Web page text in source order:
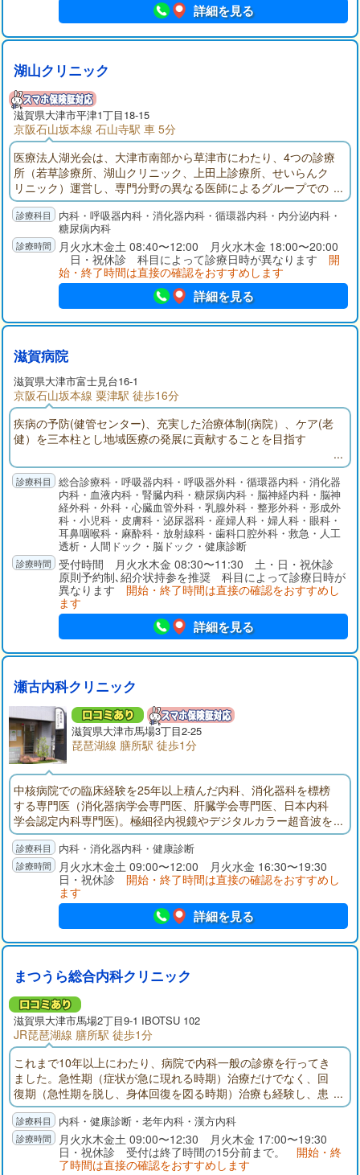
詳細を見る
湖山クリニック
滋賀県大津市平津1丁目18-15
京阪石山坂本線 石山寺駅 車 5分
医療法人湖光会は、大津市南部から草津市にわたり、4つの診療
所（若草診療所、湖山クリニック、上田上診療所、せいらんク
リニック）運営し、専門分野の異なる医師によるグループでの
診療を行っております。当院では、消化器内科、呼吸器内科、
循環器内科、糖尿病、代謝・内分泌内科それぞれの専門医によ
る診療体制を整え、質の高い医療の提供を目指しています。
内科・呼吸器内科・消化器内科・循環器内科・内分泌内科・
糖尿病内科
月火水木金土 08:40〜12:00 月火水木金 18:00〜20:00
日・祝休診 科目によって診療日時が異なります 開
始・終了時間は直接の確認をおすすめします
詳細を見る
滋賀病院
滋賀県大津市富士見台16-1
京阪石山坂本線 粟津駅 徒歩16分
疾病の予防(健管センター)、充実した治療体制(病院）、ケア(老
健）を三本柱とし地域医療の発展に貢献することを目指す
総合診療科・呼吸器内科・呼吸器外科・循環器内科・消化器
内科・血液内科・腎臓内科・糖尿病内科・脳神経内科・脳神
経外科・外科・心臓血管外科・乳腺外科・整形外科・形成外
科・小児科・皮膚科・泌尿器科・産婦人科・婦人科・眼科・
耳鼻咽喉科・麻酔科・放射線科・歯科口腔外科・救急・人工
透析・人間ドック・脳ドック・健康診断
受付時間 月火水木金 08:30〜11:30 土・日・祝休診
原則予約制､紹介状持参を推奨 科目によって診療日時が
異なります 開始・終了時間は直接の確認をおすすめし
ます
詳細を見る
瀬古内科クリニック
滋賀県大津市馬場3丁目2-25
琵琶湖線 膳所駅 徒歩1分
中核病院での臨床経験を25年以上積んだ内科、消化器科を標榜
する専門医（消化器病学会専門医、肝臓学会専門医、日本内科
学会認定内科専門医)。極細径内視鏡やデジタルカラー超音波を
使用しての胃、腸、肝臓など腹部疾患の専門的な診断治療を得
意とする。一方、高血圧、糖尿病、喘息、アレルギー疾患など
多彩な病気に対応できる診断治療技能を保証する内科学会認定
内科専門医も併せ持ち地域のホームドクターとしても貢献して
内科・消化器内科・健康診断
月火水木金土 09:00〜12:00 月火水金 16:30〜19:30
日・祝休診 開始・終了時間は直接の確認をおすすめし
ます
詳細を見る
まつうら総合内科クリニック
滋賀県大津市馬場2丁目9-1 IBOTSU 102
JR琵琶湖線 膳所駅 徒歩1分
これまで10年以上にわたり、病院で内科一般の診療を行ってき
ました。急性期（症状が急に現れる時期）治療だけでなく、回
復期（急性期を脱し、身体回復を図る時期）治療も経験し、患
者様の抱える疾患の治療のみならず、ADL（日常生活動作）やQ
OL（生活の質）改善のための生活指導や治療の重要性を痛感し
ております。お悩みのことがあれば、遠慮なく当クリニックに
お越し下さい。丁寧な説明を心掛け、治療内容を相談させて頂
内科・健康診断・老年内科・漢方内科
月火水木金土 09:00〜12:30 月火木金 17:00〜19:30
日・祝休診 受付は終了時間の15分前まで。 開始・終
了時間は直接の確認をおすすめします